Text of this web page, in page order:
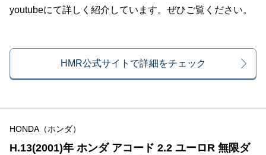
youtubeにて詳しく紹介しています。ぜひご覧ください。
HMR公式サイトで詳細をチェック
HONDA（ホンダ）
H.13(2001)年 ホンダ アコード 2.2 ユーロR 無限ダ